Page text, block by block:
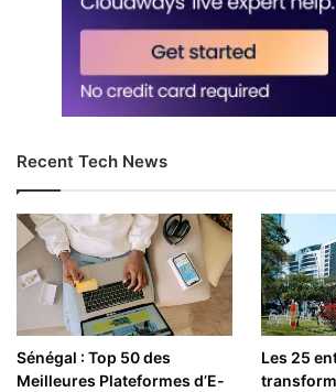
Recent Tech News
Sénégal : Top 50 des
Meilleures Plateformes d’E-
Les 25